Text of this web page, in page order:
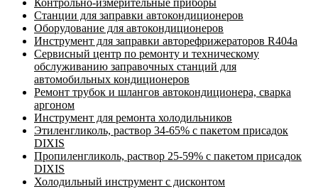
Контрольно-измерительные приборы
Станции для заправки автокондиционеров
Оборудование для автокондиционеров
Инструмент для заправки авторефрижераторов R404a
Сервисный центр по ремонту и техническому
обслуживанию заправочных станций для
автомобильных кондиционеров
Ремонт трубок и шлангов автокондиционера, сварка
аргоном
Инструмент для ремонта холодильников
Этиленгликоль, раствор 34-65% с пакетом присадок
DIXIS
Пропиленгликоль, раствор 25-59% с пакетом присадок
DIXIS
Холодильный инструмент с дисконтом